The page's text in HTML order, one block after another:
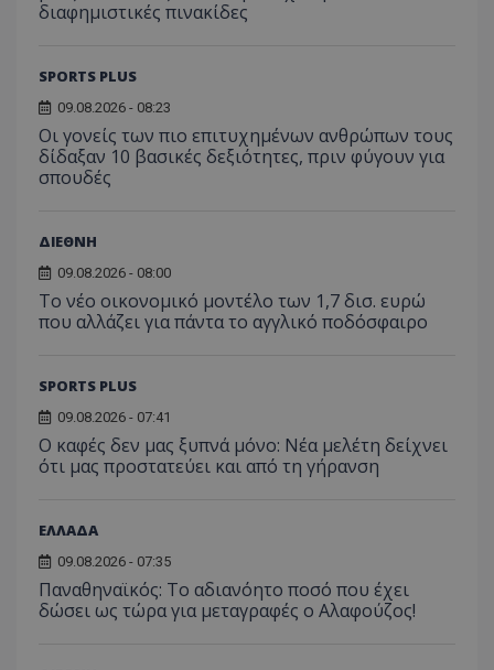
διαφημιστικές πινακίδες
SPORTS PLUS
09.08.2026 - 08:23
Οι γονείς των πιο επιτυχημένων ανθρώπων τους
δίδαξαν 10 βασικές δεξιότητες, πριν φύγουν για
σπουδές
ΔΙΕΘΝΗ
09.08.2026 - 08:00
Το νέο οικονομικό μοντέλο των 1,7 δισ. ευρώ
που αλλάζει για πάντα το αγγλικό ποδόσφαιρο
SPORTS PLUS
09.08.2026 - 07:41
Ο καφές δεν μας ξυπνά μόνο: Νέα μελέτη δείχνει
ότι μας προστατεύει και από τη γήρανση
ΕΛΛΑΔΑ
09.08.2026 - 07:35
Παναθηναϊκός: Το αδιανόητο ποσό που έχει
δώσει ως τώρα για μεταγραφές ο Αλαφούζος!